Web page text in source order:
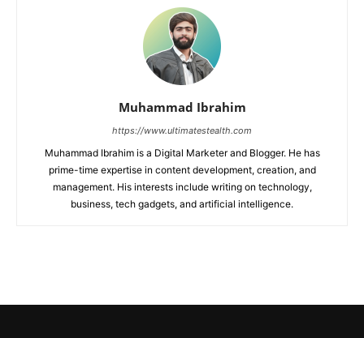
Muhammad Ibrahim
https://www.ultimatestealth.com
Muhammad Ibrahim is a Digital Marketer and Blogger. He has
prime-time expertise in content development, creation, and
management. His interests include writing on technology,
business, tech gadgets, and artificial intelligence.